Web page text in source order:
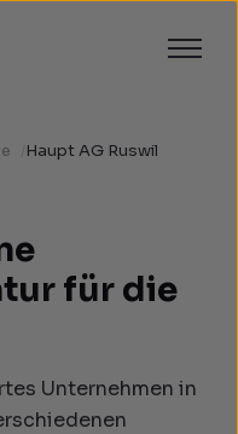
Haupt AG Ruswil
für die
Unternehmen in